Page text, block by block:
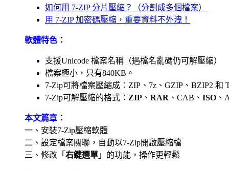
如何用 7-ZIP 分片壓縮？（分割成多個檔案）
用 7-ZIP 加密碼壓縮，重要資料不外洩！
軟體特色：
支援Unicode 檔案名稱（遇檔名亂碼仍可解壓縮）
檔案極小，只有840KB。
7-Zip可將檔案壓縮成：ZIP、7z、GZIP、BZIP2 和
7-Zip可解壓縮的格式： ZIP 、 RAR 、CAB、 ISO 、
本文篇章：
一、安裝7-Zip壓縮軟體
二、設定檔案關聯，自動以7-Zip開啟壓縮檔
三、修改「 右鍵選單 」的功能，操作更輕鬆